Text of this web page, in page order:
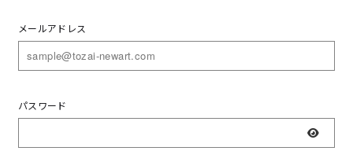
メールアドレス
パスワード
表示